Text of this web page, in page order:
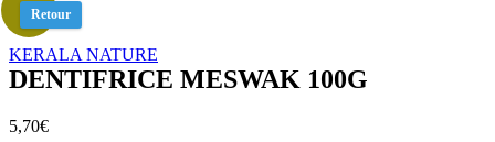
Retour
KERALA NATURE
DENTIFRICE MESWAK 100G
5,70€